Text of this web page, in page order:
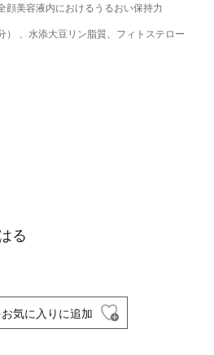
美容液内におけるうるおい保持力
、水添大豆リン脂質、フィトステロー
る
気に入りに追加